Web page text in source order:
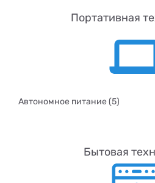
Портативная
Автономное питание (5)
Бытовая